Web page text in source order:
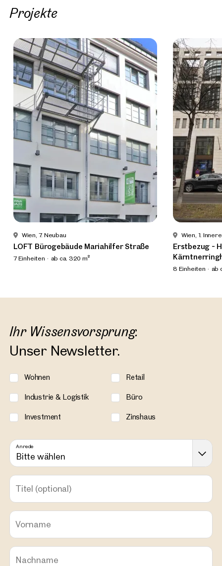
Projekte
Wien, 7. Neubau
LOFT Bürogebäude Mariahilfer Straße
7 Einheiten
ab ca. 320 m²
Wien, 1.
Erstbezug -
8 Einheiten
ab
Ihr Wissensvorsprung.
Unser Newsletter.
Wohnen Retail
Industrie & Logistik Büro
Investment Zinshaus
Anrede
Bitte wählen
Titel (optional)
Vorname
Nachname